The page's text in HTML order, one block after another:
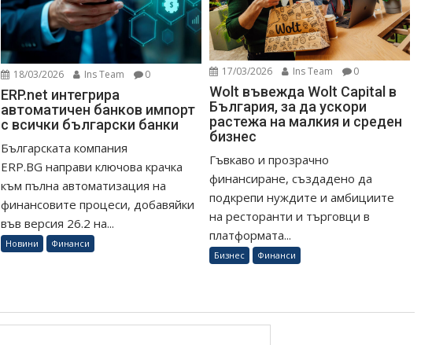
18/03/2026 Ins Team 0
ERP.net интегрира
автоматичен банков импорт
с всички български банки
Българската компания
ERP.BG направи ключова крачка
към пълна автоматизация на
финансовите процеси, добавяйки
във версия 26.2 на...
Новини Финанси
17/03/2026 Ins Team 0
Wolt въвежда Wolt Capital в
България, за да ускори
растежа на малкия и среден
бизнес
Гъвкаво и прозрачно
финансиране, създадено да
подкрепи нуждите и амбициите
на ресторанти и търговци в
платформата...
Бизнес Финанси